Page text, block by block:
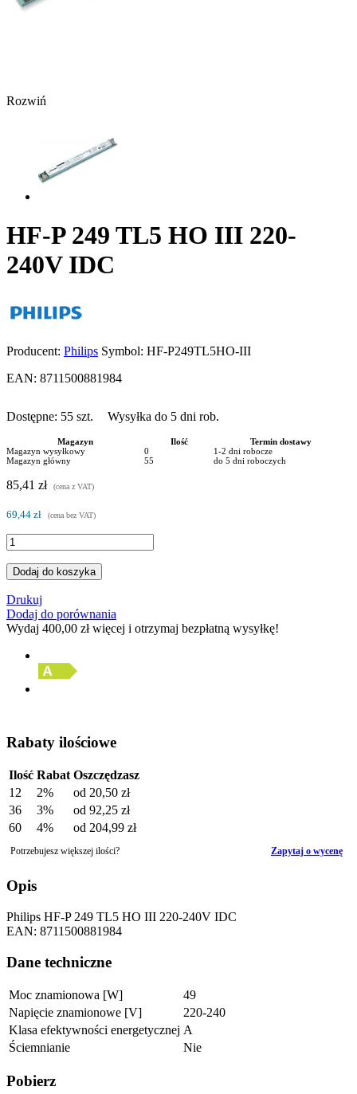
Rozwiń
HF-P 249 TL5 HO III 220-
240V IDC
Producent: Philips Symbol: HF-P249TL5HO-III
EAN: 8711500881984
Dostępne: 55 szt. Wysyłka do 5 dni rob.
Magazyn Ilość
Termin dostawy
Magazyn wysyłkowy
0
1-2 dni robocze
Magazyn główny
55 do 5 dni roboczych
85,41 zł (cena z VAT)
69,44 zł (cena bez VAT)
Dodaj do koszyka
Drukuj
Dodaj do porównania
Wydaj 400,00 złwięcej i otrzymaj bezpłatną wysyłkę!
Rabaty ilościowe
Ilość Rabat Oszczędzasz
12
2% od 20,50 zł
36
3% od 92,25 zł
60
4% od 204,99 zł
Potrzebujesz większej ilości? Zapytaj o wycenę
Opis
Philips HF-P 249 TL5 HO III 220-240V IDC
EAN: 8711500881984
Dane techniczne
Moc znamionowa [W]
49
Napięcie znamionowe [V]
220-240
Klasa efektywności energetycznej A
Ściemnianie
Nie
Pobierz